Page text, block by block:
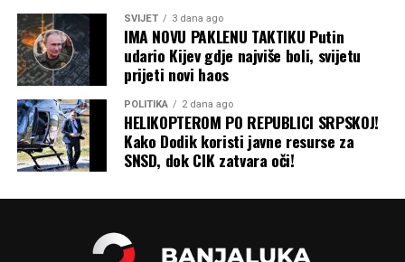
Legalizacijom objekatai drugim pravnim
pitanjima.
“Želimo da ova kancelarija
bude samo početak našeg
daljeg rada, razvoja i
širenja podrške građana”
SVIJET 3 dana ago
IMA NOVU PAKLENU TAKTIKU Putin
udario Kijev gdje najviše boli, svijetu
prijeti novi haos
POLITIKA 2 dana ago
HELIKOPTEROM PO REPUBLICI SRPSKOJ!
Kako Dodik koristi javne resurse za
SNSD, dok CIK zatvara oči!